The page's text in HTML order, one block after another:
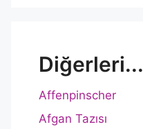
Diğerleri...
Affenpinscher
Afgan Tazısı